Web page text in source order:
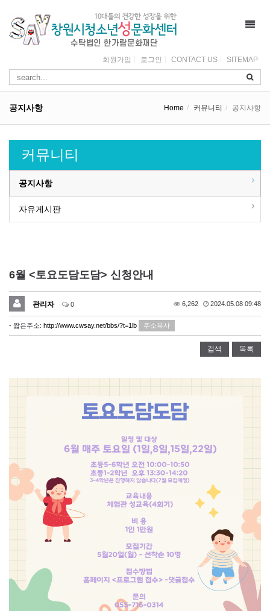
회원가입 로그인 CONTACT US SITEMAP
공지사항 Home 커뮤니티 공지사항
커뮤니티
공지사항
자유게시판
6월 <토요도담도담> 신청안내
관리자 0 6,262 2024.05.08 09:48
- 짧은주소: http://www.cwsay.net/bbs/?t=1lb 주소복사
검색 목록